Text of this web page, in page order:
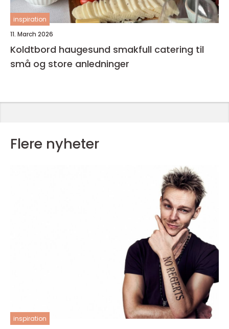
inspiration
11. March 2026
Koldtbord haugesund smakfull catering til
små og store anledninger
Flere nyheter
inspiration